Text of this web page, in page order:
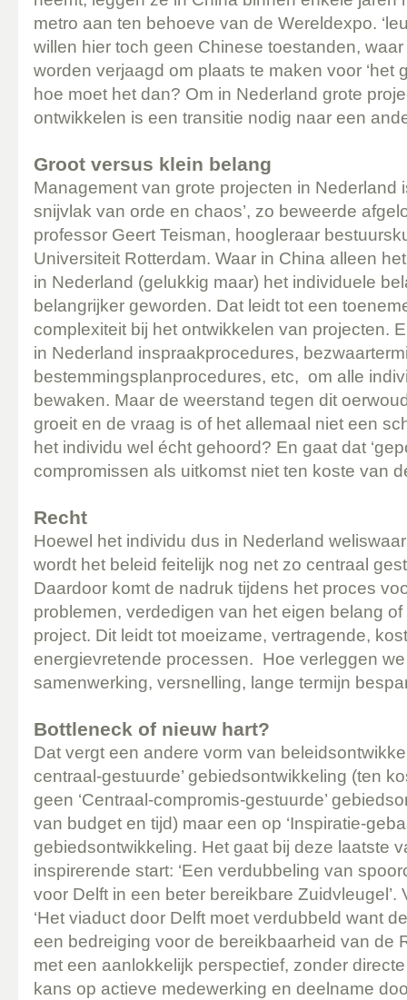
metro aan ten behoeve van de Wereldexpo.
willen hier toch geen Chinese toestanden,
worden verjaagd om plaats te maken voor ‘het
hoe moet het dan? Om in Nederland grote
ontwikkelen is een transitie nodig naar een
Groot versus klein belang
Management van grote projecten in Nederland
snijvlak van orde en chaos’, zo beweerde
professor Geert Teisman, hoogleraar
Universiteit Rotterdam. Waar in China alleen
in Nederland (gelukkig maar) het individuele
belangrijker geworden. Dat leidt tot een
complexiteit bij het ontwikkelen van projecten.
in Nederland inspraakprocedures,
bestemmingsplanprocedures, etc, om alle
bewaken. Maar de weerstand tegen dit
groeit en de vraag is of het allemaal niet een
het individu wel écht gehoord? En gaat dat
compromissen als uitkomst niet ten koste van
Recht
Hoewel het individu dus in Nederland
wordt het beleid feitelijk nog net zo centraal
Daardoor komt de nadruk tijdens het proces
problemen, verdedigen van het eigen belang
project. Dit leidt tot moeizame, vertragende,
energievretende processen. Hoe verleggen
samenwerking, versnelling, lange termijn
Bottleneck of nieuw hart?
Dat vergt een andere vorm van
centraal-gestuurde’ gebiedsontwikkeling (ten
geen ‘Centraal-compromis-gestuurde’
van budget en tijd) maar een op ‘Inspiratie-
gebiedsontwikkeling. Het gaat bij deze laatste
inspirerende start: ‘Een verdubbeling van
voor Delft in een beter bereikbare Zuidvleugel’.
‘Het viaduct door Delft moet verdubbeld want
een bedreiging voor de bereikbaarheid van de
met een aanlokkelijk perspectief, zonder
kans op actieve medewerking en deelname